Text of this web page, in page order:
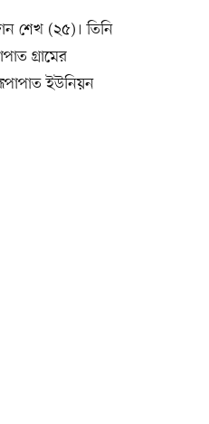
শেখ (২৫)। তিনি
গ্রামের
ইউনিয়ন